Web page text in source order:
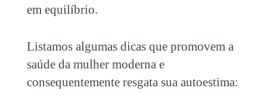
em equilíbrio.
Listamos algumas dicas que promovem a
saúde da mulher moderna e
consequentemente resgata sua autoestima: